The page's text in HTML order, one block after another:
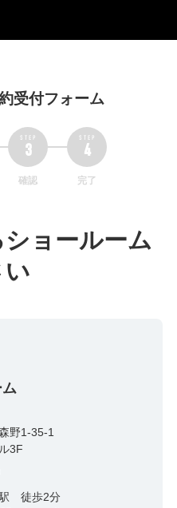
受付フォーム
確認 完了
ョールーム
い
野1-35-1
​3F
徒歩2分